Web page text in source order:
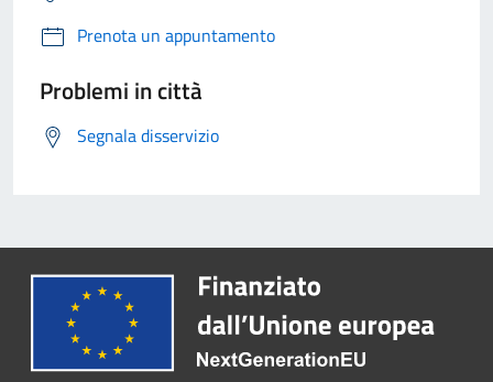
Prenota un appuntamento
Problemi in città
Segnala disservizio